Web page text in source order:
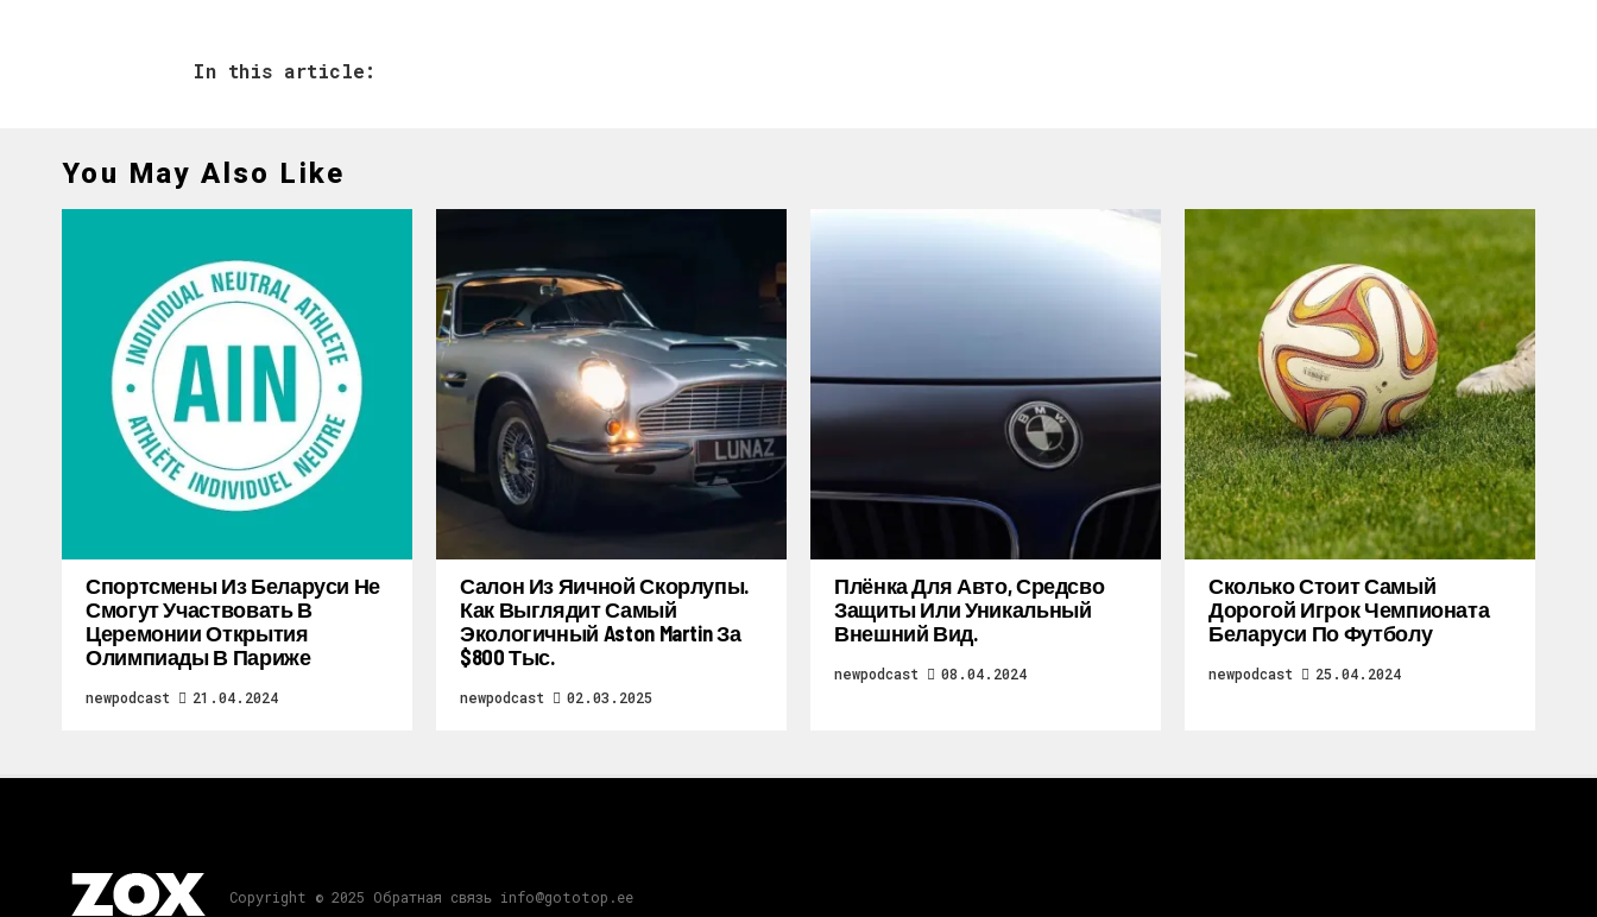
In this article:
You May Also Like
Спортсмены Из Беларуси Не
Смогут Участвовать В
Церемонии Открытия
Олимпиады В Париже
newpodcast 21.04.2024
Салон Из Яичной Скорлупы.
Как Выглядит Самый
Экологичный Aston Martin За
$800 Тыс.
newpodcast 02.03.2025
Плёнка Для Авто, Средсво
Защиты Или Уникальный
Внешний Вид.
newpodcast 08.04.2024
Сколько Стоит Самый
Дорогой Игрок Чемпионата
Беларуси По Футболу
newpodcast 25.04.2024
Copyright © 2025 Обратная связь info@gototop.ee